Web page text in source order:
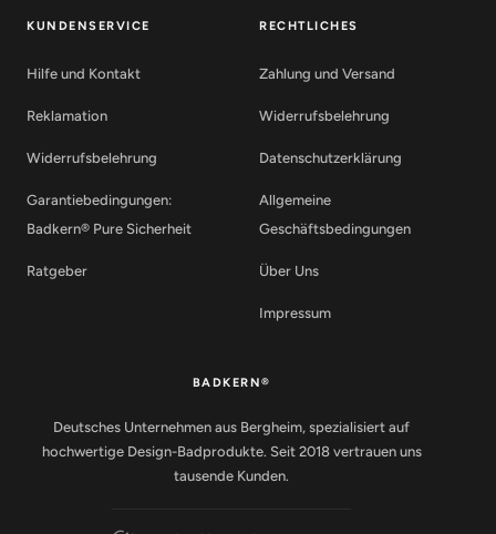
KUNDENSERVICE
Hilfe und Kontakt
Reklamation
Widerrufsbelehrung
Garantiebedingungen:
Badkern® Pure Sicherheit
Ratgeber
RECHTLICHES
Zahlung und Versand
Widerrufsbelehrung
Datenschutzerklärung
Allgemeine
Geschäftsbedingungen
Über Uns
Impressum
BADKERN®
Deutsches Unternehmen aus Bergheim, spezialisiert auf
hochwertige Design-Badprodukte. Seit 2018 vertrauen uns
tausende Kunden.